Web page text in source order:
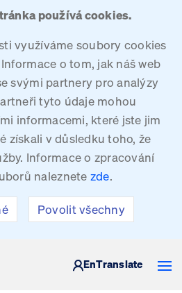
používá cookies.
využíváme soubory cookies
o tom, jak náš web
svými partnery pro analýzy
tyto údaje mohou
informacemi, které jste jim
získali v důsledku toho, že
Informace o zpracování
naleznete zde.
Povolit všechny
ČESKÉ REPUBLIKY
EnTranslate